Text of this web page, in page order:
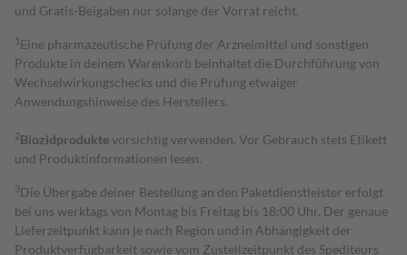
und Gratis-Beigaben nur solange der Vorrat reicht.
1 Eine pharmazeutische Prüfung der Arzneimittel und sonstigen
Produkte in deinem Warenkorb beinhaltet die Durchführung von
Wechselwirkungschecks und die Prüfung etwaiger
Anwendungshinweise des Herstellers.
2Biozidproduktevorsichtig verwenden. Vor Gebrauch stets Etikett
und Produktinformationen lesen.
3Die Übergabe deiner Bestellung an den Paketdienstleister erfolgt
bei uns werktags von Montag bis Freitag bis 18:00 Uhr. Der genaue
Lieferzeitpunkt kann je nach Region und in Abhängigkeit der
Produktverfügbarkeit sowie vom Zustellzeitpunkt des Spediteurs